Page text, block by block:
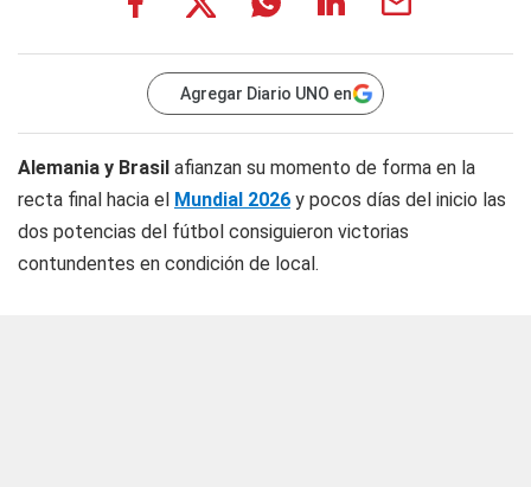
Agregar Diario UNO en
Alemania y Brasil afianzan su momento de forma en la
recta final hacia el Mundial 2026 y pocos días del inicio las
dos potencias del fútbol consiguieron victorias
contundentes en condición de local.